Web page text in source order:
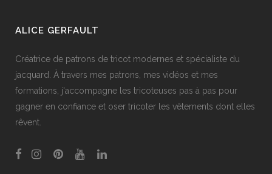
ALICE GERFAULT
Créatrice de patrons de tricot modernes et spécialiste du
jacquard. À travers mes patrons, mes vidéos et mes
formations, j'accompagne les tricoteuses pas à pas pour
gagner en confiance et oser tricoter les vêtements dont elles
rêvent.